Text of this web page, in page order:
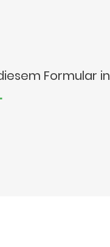
Formular